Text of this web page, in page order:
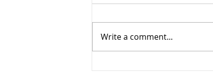
EKAITZ APRAIZ, GURE
Write a comment...